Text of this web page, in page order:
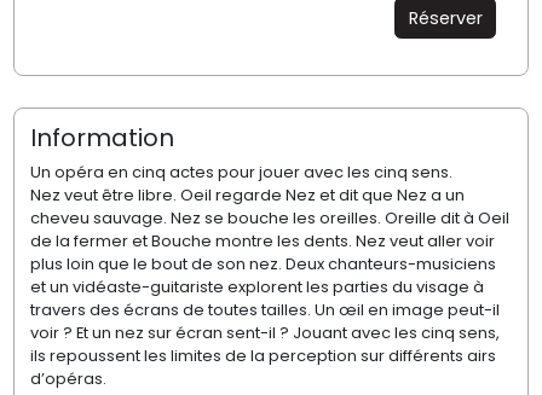
Réserver
Information
Un opéra en cinq actes pour jouer avec les cinq sens.
Nez veut être libre. Oeil regarde Nez et dit que Nez a un
cheveu sauvage. Nez se bouche les oreilles. Oreille dit à Oeil
de la fermer et Bouche montre les dents. Nez veut aller voir
plus loin que le bout de son nez. Deux chanteurs-musiciens
et un vidéaste-guitariste explorent les parties du visage à
travers des écrans de toutes tailles. Un œil en image peut-il
voir ? Et un nez sur écran sent-il ? Jouant avec les cinq sens,
ils repoussent les limites de la perception sur différents airs
d’opéras.